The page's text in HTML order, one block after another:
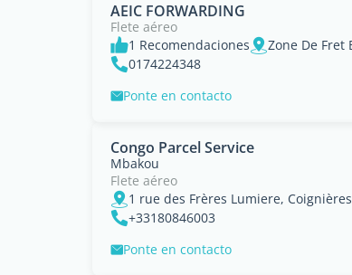
AEIC FORWARDING
Flete aéreo
1 Recomendaciones
0174224348
Ponte en contacto
Congo Parcel Service
Mbakou
Flete aéreo
1 rue des Frères Lumiere, Coignières
+33180846003
Ponte en contacto